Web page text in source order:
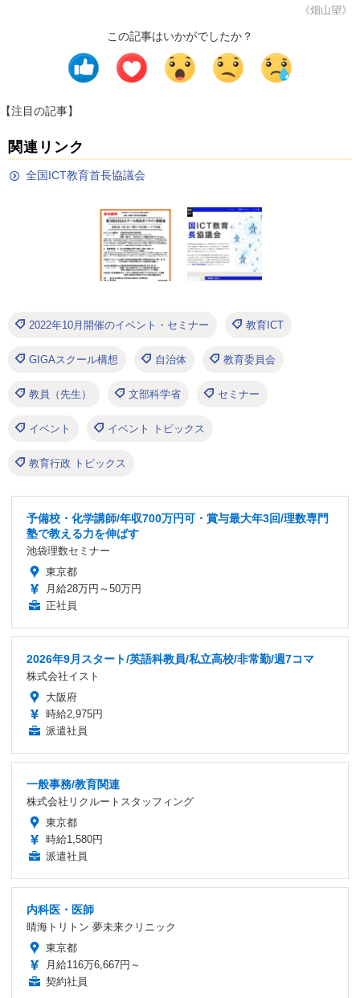
《畑山望》
この記事はいかがでしたか？
【注目の記事】
関連リンク
全国ICT教育首長協議会
2022年10月開催のイベント・セミナー 教育ICT
GIGAスクール構想 自治体 教育委員会
教員（先生） 文部科学省 セミナー
イベント イベント トピックス
教育行政 トピックス
予備校・化学講師/年収700万円可・賞与最大年3回/理数専門
塾で教える力を伸ばす
池袋理数セミナー
東京都
月給28万円～50万円
正社員
2026年9月スタート/英語科教員/私立高校/非常勤/週7コマ
株式会社イスト
大阪府
時給2,975円
派遣社員
一般事務/教育関連
株式会社リクルートスタッフィング
東京都
時給1,580円
派遣社員
内科医・医師
晴海トリトン 夢未来クリニック
東京都
月給116万6,667円～
契約社員